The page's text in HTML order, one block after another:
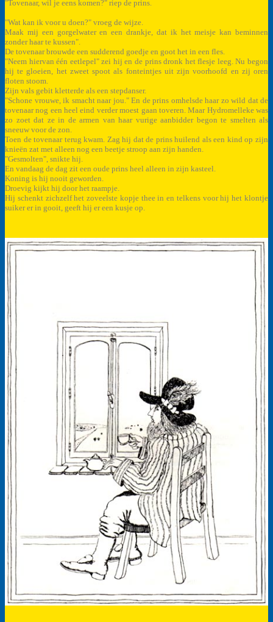
"Tovenaar, wil je eens komen?" riep de prins.
"Wat kan ik voor u doen?" vroeg de wijze.
Maak mij een gorgelwater en een drankje, dat ik het meisje kan beminnen
zonder haar te kussen".
De tovenaar brouwde een sudderend goedje en goot het in een fles.
"Neem hiervan één eetlepel" zei hij en de prins dronk het flesje leeg. Nu begon
hij te gloeien, het zweet spoot als fonteintjes uit zijn voorhoofd en zij oren
floten stoom.
Zijn vals gebit kletterde als een stepdanser.
"Schone vrouwe, ik smacht naar jou." En de prins omhelsde haar zo wild dat de
tovenaar nog een heel eind verder moest gaan toveren. Maar Hydromelleke was
zo zoet dat ze in de armen van haar vurige aanbidder begon te smelten als
sneeuw voor de zon.
Toen de tovenaar terug kwam. Zag hij dat de prins huilend als een kind op zijn
knieën zat met alleen nog een beetje stroop aan zijn handen.
"Gesmolten", snikte hij.
En vandaag de dag zit een oude prins heel alleen in zijn kasteel.
Koning is hij nooit geworden.
Droevig kijkt hij door het raampje.
Hij schenkt zichzelf het zoveelste kopje thee in en telkens voor hij het klontje
suiker er in gooit, geeft hij er een kusje op.